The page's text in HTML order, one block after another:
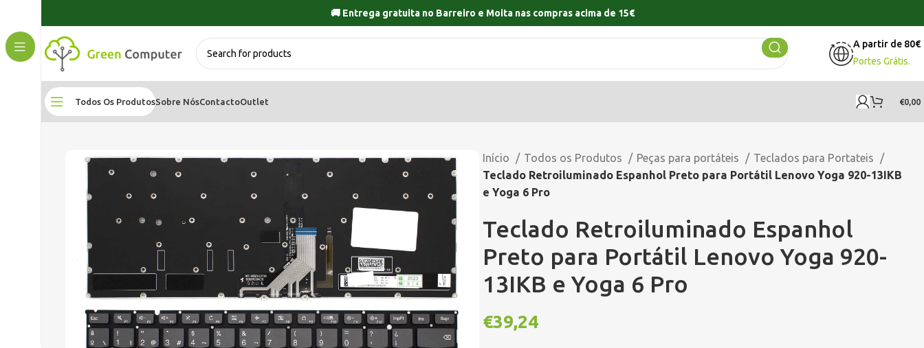
🚚 Entrega gratuita no Barreiro e Moita nas compras acima de 15€
A partir de 80€
Portes Grátis.
Todos Os ProdutosSobre NósContactoOutlet €0,00
Início Todos os Produtos Peças para portáteis
Teclados para Portateis
Teclado Retroiluminado Espanhol Preto para Portátil Lenovo Yoga 920-13IKB
e Yoga 6 Pro
Teclado Retroiluminado Espanhol
Preto para Portátil Lenovo Yoga 920-
13IKB e Yoga 6 Pro
€39,24